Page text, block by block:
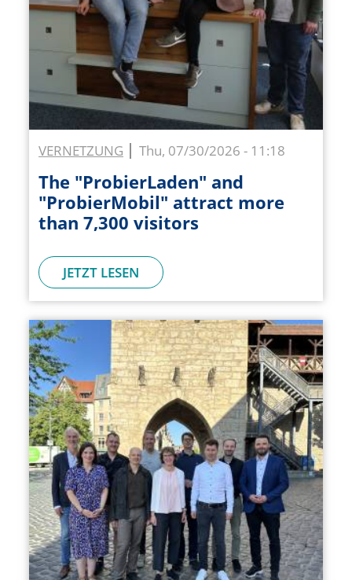
VERNETZUNG Thu, 07/30/2026 - 11:18
The "ProbierLaden" and
"ProbierMobil" attract more
than 7,300 visitors
JETZT LESEN